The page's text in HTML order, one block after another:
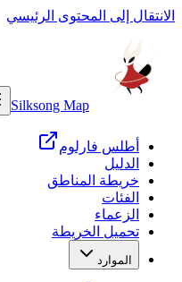
الانتقال إلى المحتوى الرئيسي
Silksong Map
أطلس فارلوم
الدليل
خريطة المناطق
الفئات
الزعماء
تحميل الخريطة
الموارد